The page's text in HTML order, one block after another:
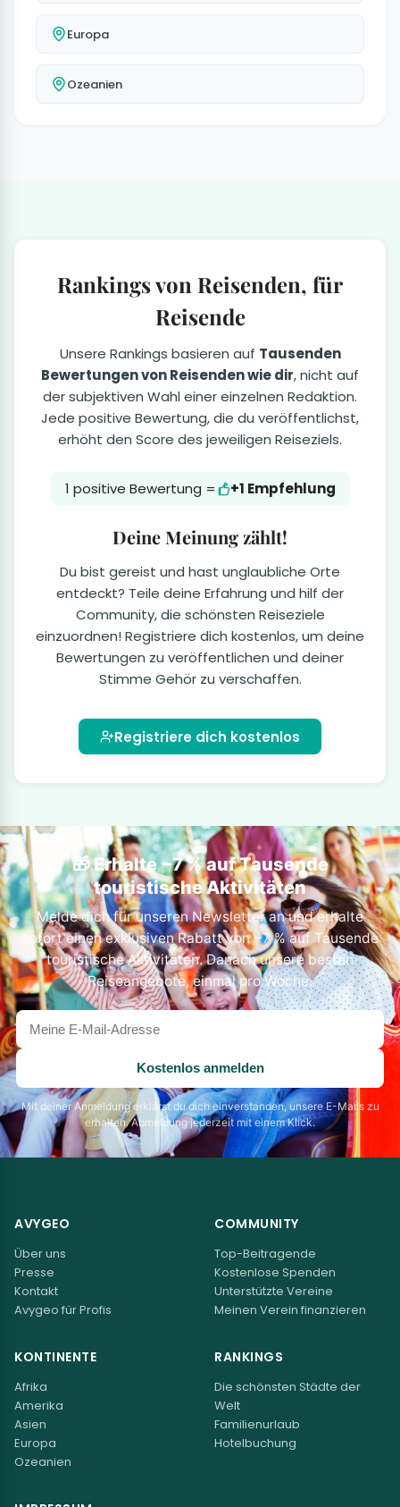
Europa
Ozeanien
Rankings von Reisenden, für
Reisende
Unsere Rankings basieren auf Tausenden
Bewertungen von Reisenden wie dir, nicht auf
der subjektiven Wahl einer einzelnen Redaktion.
Jede positive Bewertung, die du veröffentlichst,
erhöht den Score des jeweiligen Reiseziels.
1 positive Bewertung = +1 Empfehlung
Deine Meinung zählt!
Du bist gereist und hast unglaubliche Orte
entdeckt? Teile deine Erfahrung und hilf der
Community, die schönsten Reiseziele
einzuordnen! Registriere dich kostenlos, um deine
Bewertungen zu veröffentlichen und deiner
Stimme Gehör zu verschaffen.
Registriere dich kostenlos
🎁 Erhalte −7 % auf Tausende
touristische Aktivitäten
Melde dich für unseren Newsletter an und erhalte
sofort einen exklusiven Rabatt von −7 % auf Tausende
touristische Aktivitäten. Danach unsere besten
Reiseangebote, einmal pro Woche.
Deine
E-
Mail-
Adresse
Kostenlos anmelden
Mit deiner Anmeldung erklärst du dich einverstanden, unsere E-Mails zu
erhalten. Abmeldung jederzeit mit einem Klick.
AVYGEO
Über uns
Presse
Kontakt
Avygeo für Profis
COMMUNITY
Top-Beitragende
Kostenlose Spenden
Unterstützte Vereine
Meinen Verein finanzieren
KONTINENTE
Afrika
Amerika
Asien
Europa
Ozeanien
RANKINGS
Die schönsten Städte der
Welt
Familienurlaub
Hotelbuchung